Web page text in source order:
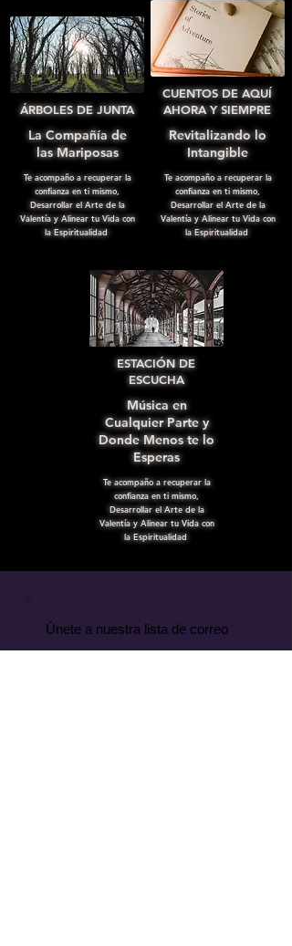
​ÁRBOLES DE JUNTA
La Compañía de
las Mariposas
Te acompaño a recuperar la
confianza en ti mismo,
Desarrollar el Arte de la
Valentía y Alinear tu Vida con
la Espiritualidad
CUENTOS DE AQUÍ
AHORA Y SIEMPRE
Revitalizando lo
Intangible
Te acompaño a recuperar la
confianza en ti mismo,
Desarrollar el Arte de la
Valentía y Alinear tu Vida con
la Espiritualidad
ESTACIÓN DE
ESCUCHA
Música en
Cualquier Parte y
Donde Menos te lo
Esperas
Te acompaño a recuperar la
confianza en ti mismo,
Desarrollar el Arte de la
Valentía y Alinear tu Vida con
la Espiritualidad
Únete a nuestra lista de correo